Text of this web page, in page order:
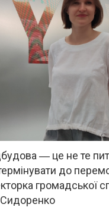
― це не те
до
громадської